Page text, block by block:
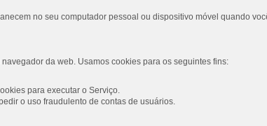
no seu computador pessoal ou dispositivo móvel quando
da web. Usamos cookies para os seguintes fins:
para executar o Serviço.
o uso fraudulento de contas de usuários.